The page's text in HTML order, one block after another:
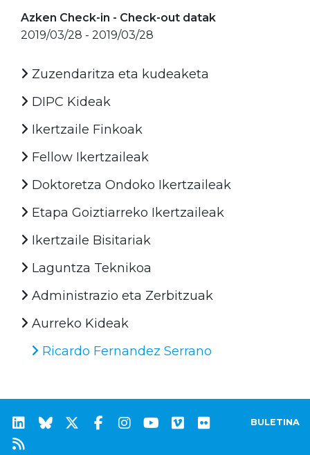
Azken Check-in - Check-out datak
2019/03/28 - 2019/03/28
Zuzendaritza eta kudeaketa
DIPC Kideak
Ikertzaile Finkoak
Fellow Ikertzaileak
Doktoretza Ondoko Ikertzaileak
Etapa Goiztiarreko Ikertzaileak
Ikertzaile Bisitariak
Laguntza Teknikoa
Administrazio eta Zerbitzuak
Aurreko Kideak
Ricardo Fernandez Serrano
BULETINA